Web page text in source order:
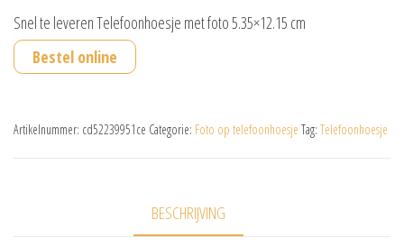
prijs
was:
€19.95.
prijs
is:
€14.95.
Snel te leveren Telefoonhoesje met foto 5.35×12.15 cm
Bestel online
Artikelnummer: cd52239951ce Categorie: Foto op telefoonhoesje Tag: Telefoonhoesje
BESCHRIJVING